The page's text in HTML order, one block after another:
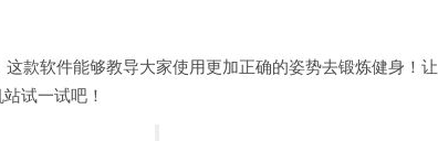
款软件能够教导大家使用更加正确的姿势去锻炼健身！让
试一试吧！